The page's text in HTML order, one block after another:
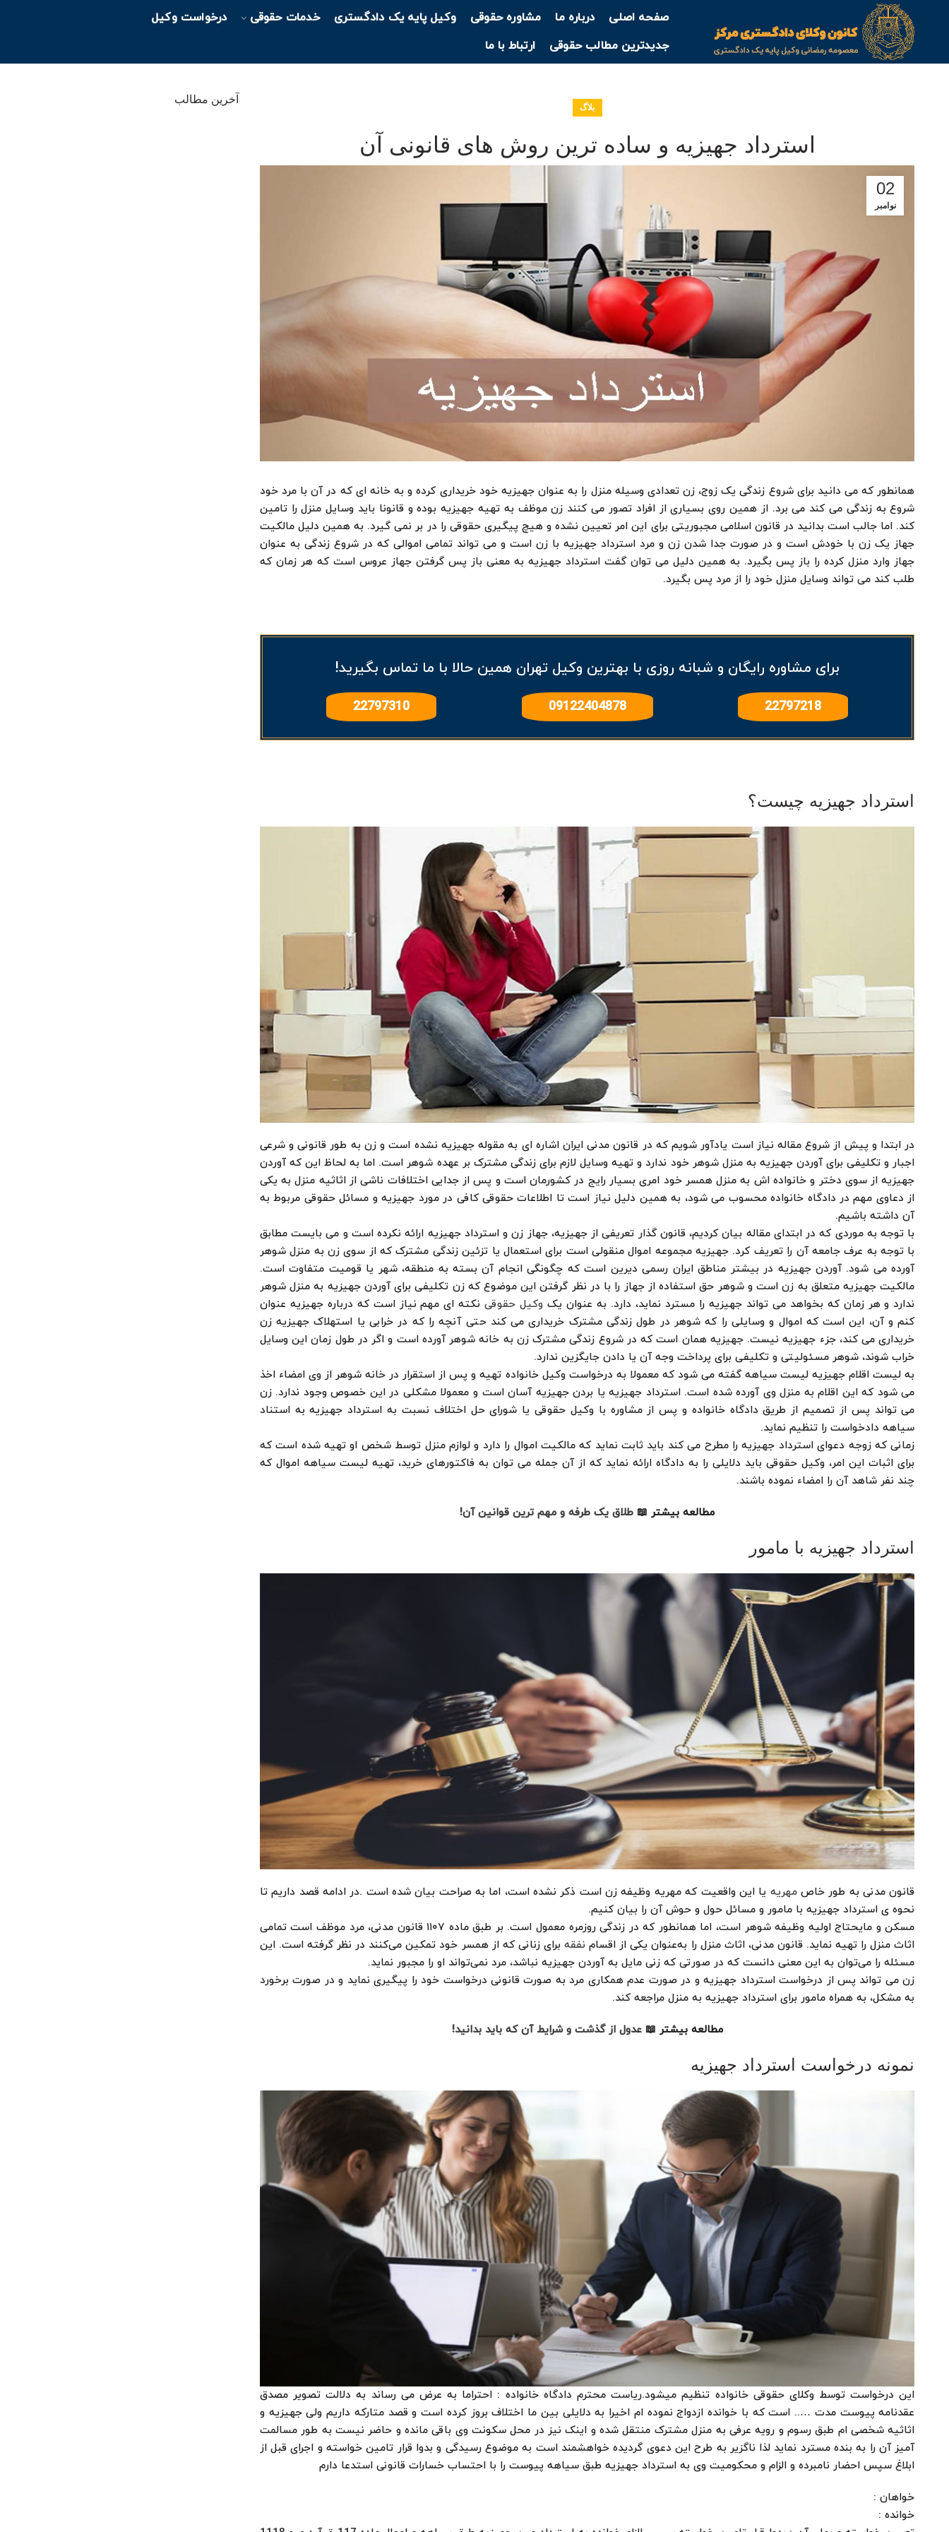
صفحه اصلی درباره ما مشاوره حقوقی وکیل پایه یک دادگستری خدمات حقوقی
درخواست وکیل
جدیدترین مطالب حقوقی
ارتباط با ما
بلاگ
استرداد جهیزیه و ساده ترین روش های قانونی آن
02
نوامبر
همانطور که می دانید برای شروع زندگی یک زوج، زن تعدادی وسیله منزل را به عنوان جهیزیه خود خریداری کرده و به خانه ای که در آن با مرد خود
شروع به زندگی می کند می برد. از همین روی بسیاری از افراد تصور می کنند زن موظف به تهیه جهیزیه بوده و قانونا باید وسایل منزل را تامین
کند. اما جالب است بدانید در قانون اسلامی مجبوریتی برای این امر تعیین نشده و هیچ پیگیری حقوقی را در بر نمی گیرد. به همین دلیل مالکیت
جهاز یک زن با خودش است و در صورت جدا شدن زن و مرد استرداد جهیزیه با زن است و می تواند تمامی اموالی که در شروع زندگی به عنوان
جهاز وارد منزل کرده را باز پس بگیرد. به همین دلیل می توان گفت استرداد جهیزیه به معنی باز پس گرفتن جهاز عروس است که هر زمان که
طلب کند می تواند وسایل منزل خود را از مرد پس بگیرد.
برای مشاوره رایگان و شبانه روزی با بهترین وکیل تهران همین حالا با ما تماس بگیرید!
22797218
09122404878
22797310
استرداد جهیزیه چیست؟
در ابتدا و پیش از شروع مقاله نیاز است یادآور شویم که در قانون مدنی ایران اشاره ای به مقوله جهیزیه نشده است و زن به طور قانونی و شرعی
اجبار و تکلیفی برای آوردن جهیزیه به منزل شوهر خود ندارد و تهیه وسایل لازم برای زندگی مشترک بر عهده شوهر است. اما به لحاظ این که آوردن
جهیزیه از سوی دختر و خانواده اش به منزل همسر خود امری بسیار رایج در کشورمان است و پس از جدایی اختلافات ناشی از اثاثیه منزل به یکی
از دعاوی مهم در دادگاه خانواده محسوب می شود، به همین دلیل نیاز است تا اطلاعات حقوقی کافی در مورد جهیزیه و مسائل حقوقی مربوط به
آن داشته باشیم.
با توجه به موردی که در ابتدای مقاله بیان کردیم، قانون گذار تعریفی از جهیزیه، جهاز زن و استرداد جهیزیه ارائه نکرده است و می بایست مطابق
با توجه به عرف جامعه آن را تعریف کرد. جهیزیه مجموعه اموال منقولی است برای استعمال یا تزئین زندگی مشترک که از سوی زن به منزل شوهر
آورده می شود. آوردن جهیزیه در بیشتر مناطق ایران رسمی دیرین است که چگونگی انجام آن بسته به منطقه، شهر یا قومیت متفاوت است.
مالکیت جهیزیه متعلق به زن است و شوهر حق استفاده از جهاز را با در نظر گرفتن این موضوع که زن تکلیفی برای آوردن جهیزیه به منزل شوهر
ندارد و هر زمان که بخواهد می تواند جهیزیه را مسترد نماید، دارد. به عنوان یک وکیل حقوقینکته ای مهم نیاز است که درباره جهیزیه عنوان
کنم و آن، این است که اموال و وسایلی را که شوهر در طول زندگی مشترک خریداری می کند حتی آنچه را که در خرابی یا استهلاک جهیزیه زن
خریداری می کند، جزء جهیزیه نیست. جهیزیه همان است که در شروع زندگی مشترک زن به خانه شوهر آورده است و اگر در طول زمان این وسایل
خراب شوند، شوهر مسئولیتی و تکلیفی برای پرداخت وجه آن یا دادن جایگزین ندارد.
به لیست اقلام جهیزیه لیست سیاهه گفته می شود که معمولا به درخواست وکیل خانواده تهیه و پس از استقرار در خانه شوهر از وی امضاء اخذ
می شود که این اقلام به منزل وی آورده شده است. استرداد جهیزیه یا بردن جهیزیه آسان است و معمولا مشکلی در این خصوص وجود ندارد. زن
می تواند پس از تصمیم از طریق دادگاه خانواده و پس از مشاوره با وکیل حقوقی یا شورای حل اختلاف نسبت به استرداد جهیزیه به استناد
سیاهه دادخواست را تنظیم نماید.
زمانی که زوجه دعوای استرداد جهیزیه را مطرح می کند باید ثابت نماید که مالکیت اموال را دارد و لوازم منزل توسط شخص او تهیه شده است که
برای اثبات این امر، وکیل حقوقی باید دلایلی را به دادگاه ارائه نماید که از آن جمله می توان به فاکتورهای خرید، تهیه لیست سیاهه اموال که
چند نفر شاهد آن را امضاء نموده باشند.
مطالعه بیشتر 📖 طلاق یک طرفه و مهم ترین قوانین آن!
استرداد جهیزیه با مامور
قانون مدنی به طور خاصمهریه یا این واقعیت که مهریه وظیفه زن است ذکر نشده است، اما به صراحت بیان شده است .در ادامه قصد داریم تا
نحوه ی استرداد جهیزیه با مامور و مسائل حول و حوش آن را بیان کنیم.
مسکن و مایحتاج اولیه وظیفه شوهر است، اما همانطور که در زندگی روزمره معمول است. بر طبق ماده ۱۱۰۷ قانون مدنی، مرد موظف است تمامی
اثاث منزل را تهیه نماید. قانون مدنی، اثاث منزل را به‌عنوان یکی از اقسام نفقهبرای زنانی که از همسر خود تمکین می‌کنند در نظر گرفته است. این
مسئله را می‌توان به این معنی دانست که در صورتی که زنی مایل به آوردن جهیزیه نباشد، مرد نمی‌تواند او را مجبور نماید.
زن می تواند پس از درخواست استرداد جهیزیه و در صورت عدم همکاری مرد به صورت قانونی درخواست خود را پیگیری نماید و در صورت برخورد
به مشکل، به همراه مامور برای استرداد جهیزیه به منزل مراجعه کند.
مطالعه بیشتر 📖عدول از گذشت و شرایط آن که باید بدانید!
نمونه درخواست استرداد جهیزیه
این درخواست توسط وکلای حقوقی خانواده تنظیم میشود.ریاست محترم دادگاه خانواده : احتراما به عرض می رساند به دلالت تصویر مصدق
عقدنامه پیوست مدت ….. است که با خوانده ازدواج نموده ام اخیرا به دلایلی بین ما اختلاف بروز کرده است و قصد متارکه داریم ولی جهیزیه و
اثاثیه شخصی ام طبق رسوم و رویه عرفی به منزل مشترک منتقل شده و اینک نیز در محل سکونت وی باقی مانده و حاضر نیست به طور مسالمت
آمیز آن را به بنده مسترد نماید لذا ناگزیر به طرح این دعوی گردیده خواهشمند است به موضوع رسیدگی و بدوا قرار تامین خواسته و اجرای قبل از
ابلاغ سپس احضار نامبرده و الزام و محکومیت وی به استرداد جهیزیه طبق سیاهه پیوست را با احتساب خسارات قانونی استدعا دارم
خواهان :
خوانده :
آخرین مطالب